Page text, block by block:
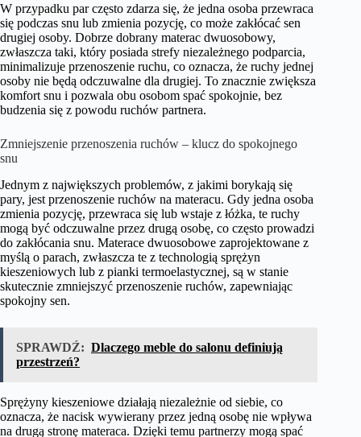
W przypadku par często zdarza się, że jedna osoba przewraca
się podczas snu lub zmienia pozycję, co może zakłócać sen
drugiej osoby. Dobrze dobrany materac dwuosobowy,
zwłaszcza taki, który posiada strefy niezależnego podparcia,
minimalizuje przenoszenie ruchu, co oznacza, że ruchy jednej
osoby nie będą odczuwalne dla drugiej. To znacznie zwiększa
komfort snu i pozwala obu osobom spać spokojnie, bez
budzenia się z powodu ruchów partnera.
Zmniejszenie przenoszenia ruchów – klucz do spokojnego
snu
Jednym z największych problemów, z jakimi borykają się
pary, jest przenoszenie ruchów na materacu. Gdy jedna osoba
zmienia pozycję, przewraca się lub wstaje z łóżka, te ruchy
mogą być odczuwalne przez drugą osobę, co często prowadzi
do zakłócania snu. Materace dwuosobowe zaprojektowane z
myślą o parach, zwłaszcza te z technologią sprężyn
kieszeniowych lub z pianki termoelastycznej, są w stanie
skutecznie zmniejszyć przenoszenie ruchów, zapewniając
spokojny sen.
SPRAWDŹ: Dlaczego meble do salonu definiują
przestrzeń?
Sprężyny kieszeniowe działają niezależnie od siebie, co
oznacza, że nacisk wywierany przez jedną osobę nie wpływa
na drugą stronę materaca. Dzięki temu partnerzy mogą spać